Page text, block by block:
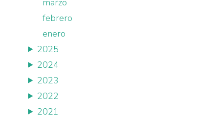
marzo
febrero
enero
2025
2024
2023
2022
2021